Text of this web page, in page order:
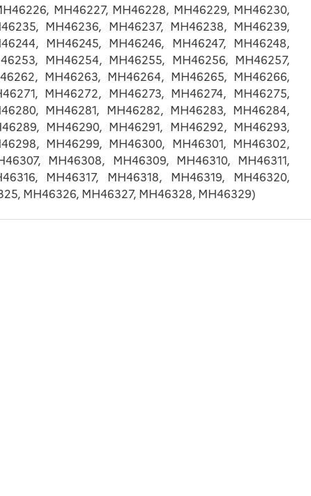
MH46227, MH46228, MH46229, MH46230,
MH46236, MH46237, MH46238, MH46239,
MH46245, MH46246, MH46247, MH46248,
MH46254, MH46255, MH46256, MH46257,
MH46263, MH46264, MH46265, MH46266,
MH46272, MH46273, MH46274, MH46275,
MH46281, MH46282, MH46283, MH46284,
MH46290, MH46291, MH46292, MH46293,
MH46299, MH46300, MH46301, MH46302,
MH46308, MH46309, MH46310, MH46311,
MH46317, MH46318, MH46319, MH46320,
MH46326, MH46327, MH46328, MH46329)